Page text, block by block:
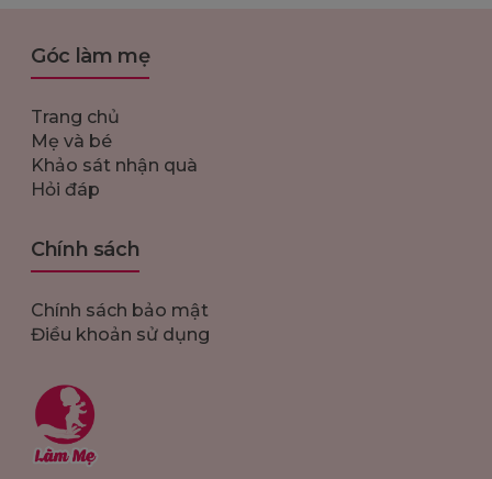
Góc làm mẹ
Trang chủ
Mẹ và bé
Khảo sát nhận quà
Hỏi đáp
Chính sách
Chính sách bảo mật
Điều khoản sử dụng